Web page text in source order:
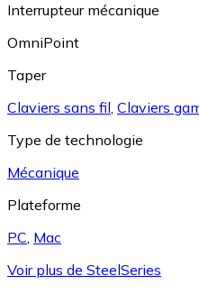
Interrupteur mécanique
OmniPoint
Taper
Claviers sans fil, Claviers
Type de technologie
Mécanique
Plateforme
PC, Mac
Voir plus de SteelSeries